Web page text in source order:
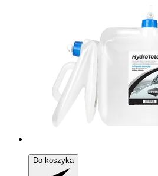
Do koszyka